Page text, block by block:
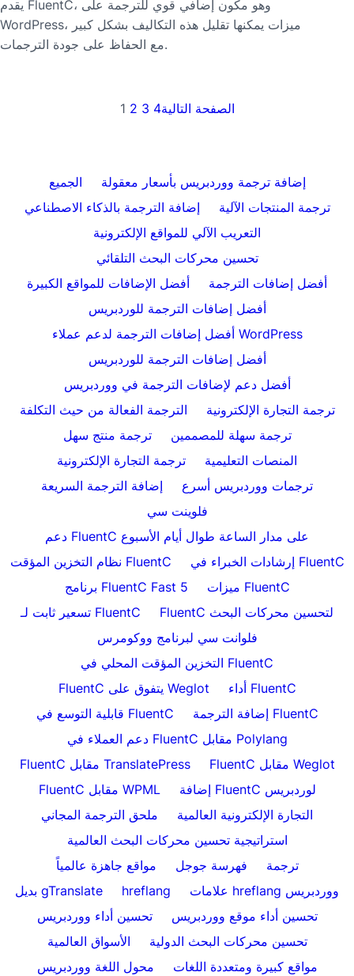
يقدم FluentC، وهو مكون إضافي قوي للترجمة على
WordPress، ميزات يمكنها تقليل هذه التكاليف بشكل كبير
مع الحفاظ على جودة الترجمات.
1 2 3 4الصفحة التالية
الجميع
إضافة ترجمة ووردبريس بأسعار معقولة
إضافة الترجمة بالذكاء الاصطناعي
ترجمة المنتجات الآلية
التعريب الآلي للمواقع الإلكترونية
تحسين محركات البحث التلقائي
أفضل الإضافات للمواقع الكبيرة
أفضل إضافات الترجمة
أفضل إضافات الترجمة للوردبريس
أفضل إضافات الترجمة لدعم عملاء WordPress
أفضل إضافات الترجمة للوردبريس
أفضل دعم لإضافات الترجمة في ووردبريس
الترجمة الفعالة من حيث التكلفة
ترجمة التجارة الإلكترونية
ترجمة منتج سهل
ترجمة سهلة للمصممين
ترجمة التجارة الإلكترونية
المنصات التعليمية
إضافة الترجمة السريعة
ترجمات ووردبريس أسرع
فلوينت سي
دعم FluentC على مدار الساعة طوال أيام الأسبوع
نظام التخزين المؤقت FluentC
إرشادات الخبراء في FluentC
برنامج FluentC Fast 5
ميزات FluentC
تسعير ثابت لـ FluentC
FluentC لتحسين محركات البحث
فلوانت سي لبرنامج ووكومرس
التخزين المؤقت المحلي في FluentC
FluentC يتفوق على Weglot
أداء FluentC
قابلية التوسع في FluentC
إضافة الترجمة FluentC
دعم العملاء في FluentC مقابل Polylang
FluentC مقابل TranslatePress
FluentC مقابل Weglot
FluentC مقابل WPML
إضافة FluentC لوردبريس
ملحق الترجمة المجاني
التجارة الإلكترونية العالمية
استراتيجية تحسين محركات البحث العالمية
مواقع جاهزة عالمياً
فهرسة جوجل
ترجمة
بديل gTranslate
hreflang
علامات hreflang ووردبريس
تحسين أداء ووردبريس
تحسين أداء موقع ووردبريس
الأسواق العالمية
تحسين محركات البحث الدولية
محول اللغة ووردبريس
مواقع كبيرة ومتعددة اللغات